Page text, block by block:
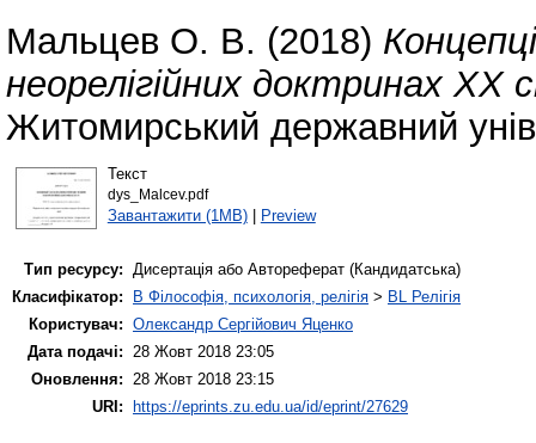
Мальцев О. В. (2018)
неорелігійних доктринах ХХ
Житомирський державний
Текст
dys_Malcev.pdf
Завантажити (1MB)| Preview
Тип ресурсу: Дисертація або Автореферат (Кандидатська)
Класифікатор:
B Філософія, психологія, релігія > BL Релігія
Користувач: Олександр Сергійович Яценко
Дата подачі: 28 Жовт 2018 23:05
Оновлення: 28 Жовт 2018 23:15
URI:
https://eprints.zu.edu.ua/id/eprint/27629